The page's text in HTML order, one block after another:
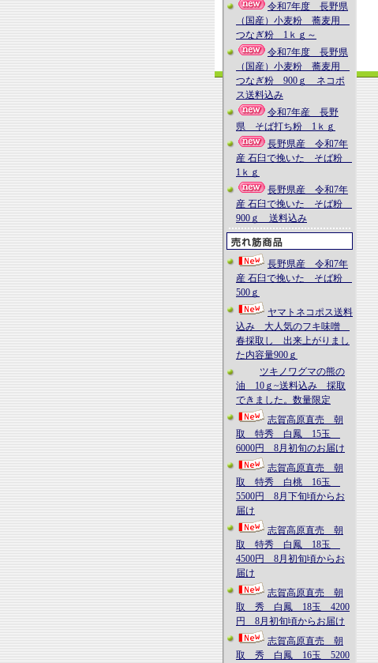
令和7年度 長野県
（国産）小麦粉 蕎麦用
つなぎ粉 1ｋｇ～
令和7年度 長野県
（国産）小麦粉 蕎麦用
つなぎ粉 900ｇ ネコポ
ス送料込み
令和7年産 長野
県 そば打ち粉 1ｋｇ
長野県産 令和7年
産 石臼で挽いた そば粉
1ｋｇ
長野県産 令和7年
産 石臼で挽いた そば粉
900ｇ 送料込み
長野県産 令和7年
産 石臼で挽いた そば粉
500ｇ
ヤマトネコポス送料
込み 大人気のフキ味噌
春採取し 出来上がりまし
た内容量900ｇ
ツキノワグマの熊の
油 10ｇ~送料込み 採取
できました。数量限定
志賀高原直売 朝
取 特秀 白鳳 15玉
6000円 8月初旬のお届け
志賀高原直売 朝
取 特秀 白桃 16玉
5500円 8月下旬頃からお
届け
志賀高原直売 朝
取 特秀 白鳳 18玉
4500円 8月初旬頃からお
届け
志賀高原直売 朝
取 秀 白鳳 18玉 4200
円 8月初旬頃からお届け
志賀高原直売 朝
取 秀 白鳳 16玉 5200